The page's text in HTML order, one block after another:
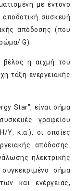
με έντονο
συσκευή
απόδοσης (που
G).
βέλος η αιχμή του
τάξη ενεργειακής
Star", είναι σήμα
γραφείου
Υ, κ.α.), οι οποίες
απόδοσης.
ηλεκτρικής
σήμα
και ενέργειας,